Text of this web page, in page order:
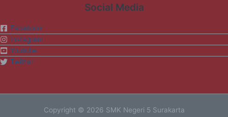
Social Media
Facebook
Instagram
Youtube
Twitter
Copyright © 2026 SMK Negeri 5 Surakarta